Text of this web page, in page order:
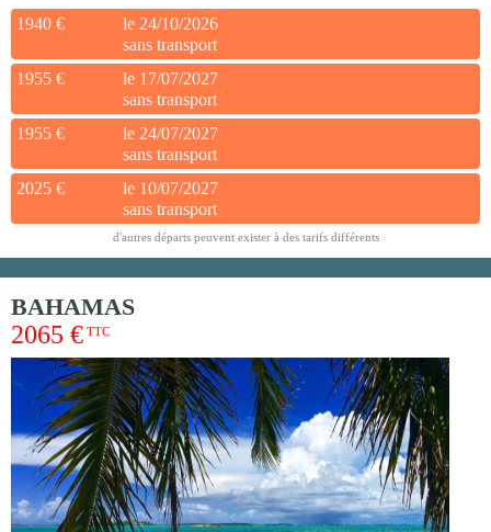
1940 €
le 24/10/2026
sans transport
1955 €
le 17/07/2027
sans transport
1955 €
le 24/07/2027
sans transport
2025 €
le 10/07/2027
sans transport
d'autres départs peuvent exister à des tarifs différents
BAHAMAS
2065 € TTC